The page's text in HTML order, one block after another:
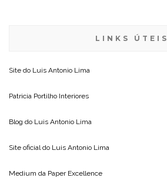
LINKS ÚTEIS
Site do Luis Antonio Lima
Patricia Portilho Interiores
Blog do Luis Antonio Lima
Site oficial do Luis Antonio Lima
Medium da Paper Excellence